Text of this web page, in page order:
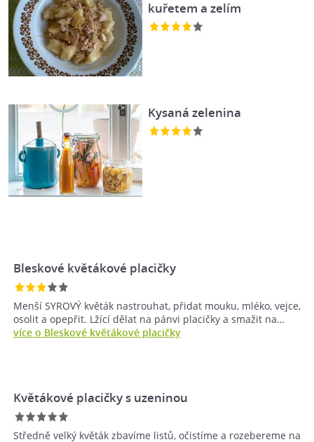
kuřetem a zelím
Kysaná zelenina
Bleskové květákové placičky
Menší SYROVÝ květák nastrouhat, přidat mouku, mléko, vejce,
osolit a opepřit. Lžící dělat na pánvi placičky a smažit na…
více o Bleskové květákové placičky
Květákové placičky s uzeninou
Středně velký květák zbavíme listů, očistíme a rozebereme na